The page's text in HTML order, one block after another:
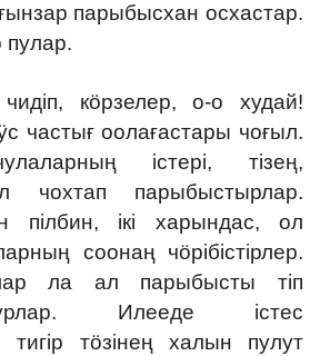
парыбысхан осхастар.
пулар.
кӧрзелер, о-о худай!
частығ оолағастары чоғыл.
істері, тізең,
чохтап парыбыстырлар.
пілбин, ікі харындас, ол
соонаң чӧрібістірлер.
ла ал парыбысты тіп
Илееде істес
тигір тӧзінең халын пулут